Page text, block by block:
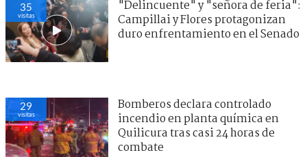
35
visitas
"Delincuente" y "señora de feria":
Campillai y Flores protagonizan
duro enfrentamiento en el Senado
29
visitas
Bomberos declara controlado
incendio en planta química en
Quilicura tras casi 24 horas de
combate